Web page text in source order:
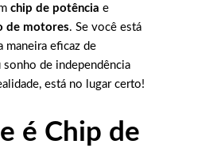
chip de potência e
de motores. Se você está
maneira eficaz de
sonho de independência
está no lugar certo!
é Chip de